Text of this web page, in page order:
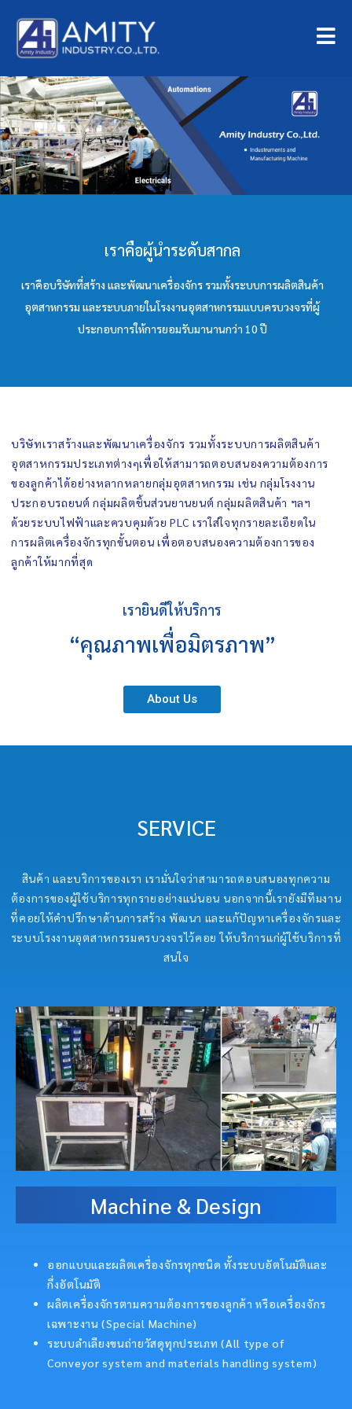
เราคือผู้นำระดับสากล
เราคือบริษัทที่สร้าง และพัฒนาเครื่องจักร รวมทั้งระบบการผลิตสินค้า
อุตสาหกรรม และระบบภายในโรงงานอุตสาหกรรมแบบครบวงจรที่ผู้
ประกอบการให้การยอมรับมานานกว่า 10 ปี
บริษัทเราสร้างและพัฒนาเครื่องจักร รวมทั้งระบบการผลิตสินค้า
อุตสาหกรรมประเภทต่างๆเพื่อให้สามารถตอบสนองความต้องการ
ของลูกค้าได้อย่างหลากหลายกลุ่มอุตสาหกรรม เช่น กลุ่มโรงงาน
ประกอบรถยนต์ กลุ่มผลิตชิ้นส่วนยานยนต์ กลุ่มผลิตสินค้า ฯลฯ
ด้วยระบบไฟฟ้าและควบคุมด้วย PLC เราใส่ใจทุกรายละเอียดใน
การผลิตเครื่องจักรทุกขั้นตอน เพื่อตอบสนองความต้องการของ
ลูกค้าให้มากที่สุด
เรายินดีให้บริการ
“คุณภาพเพื่อมิตรภาพ”
About Us
SERVICE
สินค้า และบริการของเรา เรามั่นใจว่าสามารถตอบสนองทุกความ
ต้องการของผู้ใช้บริการทุกรายอย่างแน่นอน นอกจากนี้เรายังมีทีมงาน
ที่คอยให้คำปรึกษาด้านการสร้าง พัฒนา และแก้ปัญหาเครื่องจักรและ
ระบบโรงงานอุตสาหกรรมครบวงจรไว้คอย ให้บริการแก่ผู้ใช้บริการที่
สนใจ
Machine & Design
ออกแบบและผลิตเครื่องจักรทุกชนิด ทั้งระบบอัตโนมัติและ
กึ่งอัตโนมัติ
ผลิตเครื่องจักรตามความต้องการของลูกค้า หรือเครื่องจักร
เฉพาะงาน (Special Machine)
ระบบลำเลียงขนถ่ายวัสดุทุกประเภท (All type of
Conveyor system and materials handling system)